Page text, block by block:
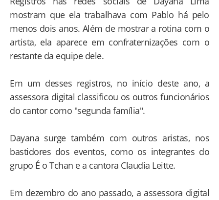
mostram que ela trabalhava com Pablo há pelo
menos dois anos. Além de mostrar a rotina com o
artista, ela aparece em confraternizações com o
restante da equipe dele.
Em um desses registros, no início deste ano, a
assessora digital classificou os outros funcionários
do cantor como "segunda família".
Dayana surge também com outros aristas, nos
bastidores dos eventos, como os integrantes do
grupo É o Tchan e a cantora Claudia Leitte.
Em dezembro do ano passado, a assessora digital